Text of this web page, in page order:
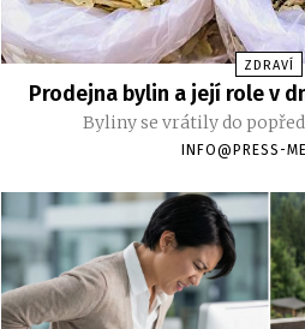
ZDRAVÍ
Prodejna bylin a její role v
Byliny se vrátily do
INFO@PRESS-